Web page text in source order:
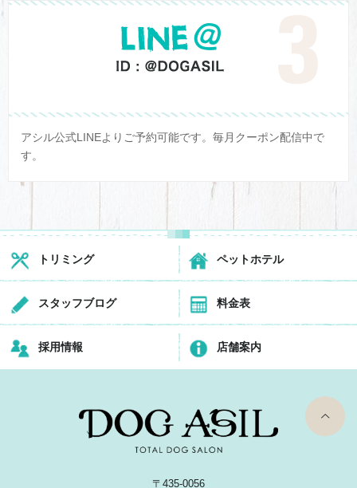
アシル公式LINEよりご予約可能です。毎月クーポン配信中で
す。
トリミング ペットホテル
スタッフブログ 料金表
採用情報 店舗案内
〒435-0056
top